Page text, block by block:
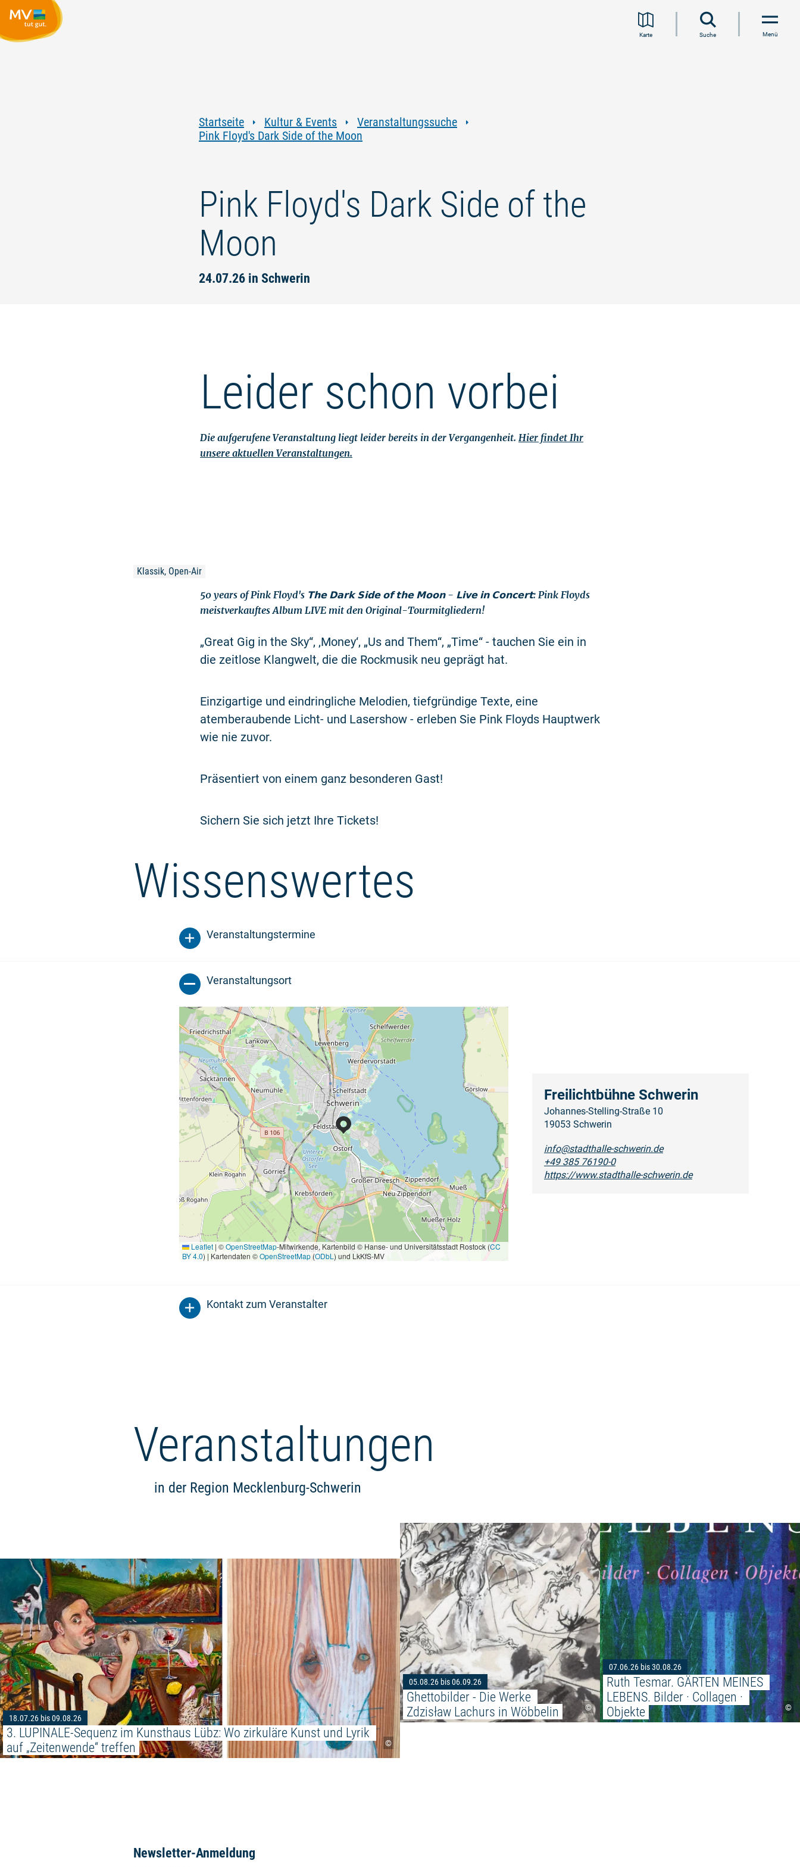
Karte Suche Menü
Startseite Kultur & Events
Veranstaltungssuche
Pink Floyd's Dark Side of the Moon
Pink Floyd's Dark Side of the
Moon
24.07.26 in Schwerin
Leider schon vorbei
Die aufgerufene Veranstaltung liegt leider bereits in der Vergangenheit. Hier findet Ihr
unsere aktuellen Veranstaltungen.
Klassik, Open-Air
50 years of Pink Floyd's 𝗧𝗵𝗲 𝗗𝗮𝗿𝗸 𝗦𝗶𝗱𝗲 𝗼𝗳 𝘁𝗵𝗲 𝗠𝗼𝗼𝗻 - 𝗟𝗶𝘃𝗲 𝗶𝗻 𝗖𝗼𝗻𝗰𝗲𝗿𝘁: Pink Floyds
meistverkauftes Album LIVE mit den Original-Tourmitgliedern!
„Great Gig in the Sky“, ‚Money‘, „Us and Them“, „Time“ - tauchen Sie ein in
die zeitlose Klangwelt, die die Rockmusik neu geprägt hat.
Einzigartige und eindringliche Melodien, tiefgründige Texte, eine
atemberaubende Licht- und Lasershow - erleben Sie Pink Floyds Hauptwerk
wie nie zuvor.
Präsentiert von einem ganz besonderen Gast!
Sichern Sie sich jetzt Ihre Tickets!
Wissenswertes
Veranstaltungstermine
Veranstaltungsort
Leaflet | ©OpenStreetMap-Mitwirkende, Kartenbild © Hanse- und Universitätsstadt Rostock (CC
BY 4.0) | Kartendaten ©OpenStreetMap(ODbL ) und LkKfS-MV
Freilichtbühne Schwerin
Johannes-Stelling-Straße 10
19053 Schwerin
info@stadthalle-schwerin.de
+49 385 76190-0
https://www.stadthalle-schwerin.de
Kontakt zum Veranstalter
Veranstaltungen
in der Region Mecklenburg-Schwerin
©
18.07.26 bis 09.08.26
3. LUPINALE-Sequenz im Kunsthaus Lübz: Wo zirkuläre Kunst und Lyrik
auf „Zeitenwende“ treffen
Weiterlesen: "3. LUPINALE-Sequenz im Kunsthaus Lübz: Wo zirkuläre Kunst und Lyrik auf
©
05.08.26 bis 06.09.26
Ghettobilder - Die Werke
Zdzisław Lachurs in Wöbbelin
Weiterlesen: "Ghettobilder - Die Werke
©
07.06.26 bis 30.08.26
Ruth Tesmar. GÄRTEN MEINES
LEBENS. Bilder · Collagen ·
Objekte
Newsletter-Anmeldung